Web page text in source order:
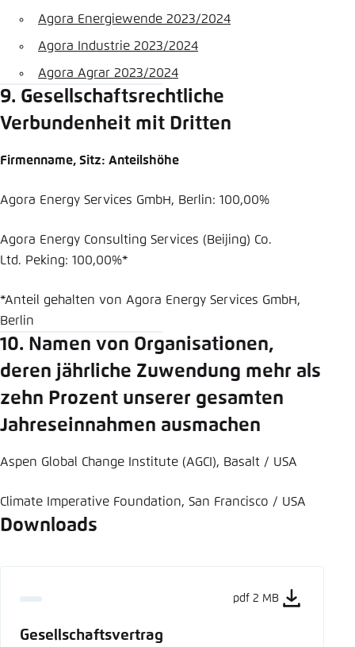
Agora Energiewende 2023/2024
Agora Industrie 2023/2024
Agora Agrar 2023/2024
9. Gesellschaftsrechtliche
Verbundenheit mit Dritten
Firmenname, Sitz: Anteilshöhe
Agora Energy Services GmbH, Berlin: 100,00%
Agora Energy Consulting Services (Beijing) Co.
Ltd. Peking: 100,00%*
*Anteil gehalten von Agora Energy Services GmbH,
Berlin
10. Namen von Organisationen,
deren jährliche Zuwendung mehr als
zehn Prozent unserer gesamten
Jahreseinnahmen ausmachen
Aspen Global Change Institute (AGCI), Basalt / USA
Climate Imperative Foundation, San Francisco / USA
Downloads
pdf 2 MB
Gesellschaftsvertrag